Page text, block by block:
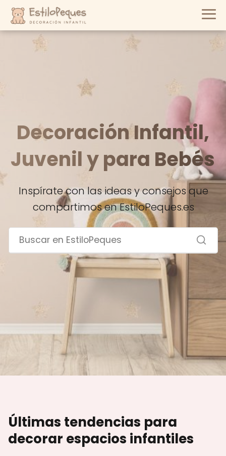
Decoración Infantil,
Juvenil y para Bebés
Inspírate con las ideas y consejos que
compartimos en EstiloPeques.es
Últimas tendencias para
decorar espacios infantiles